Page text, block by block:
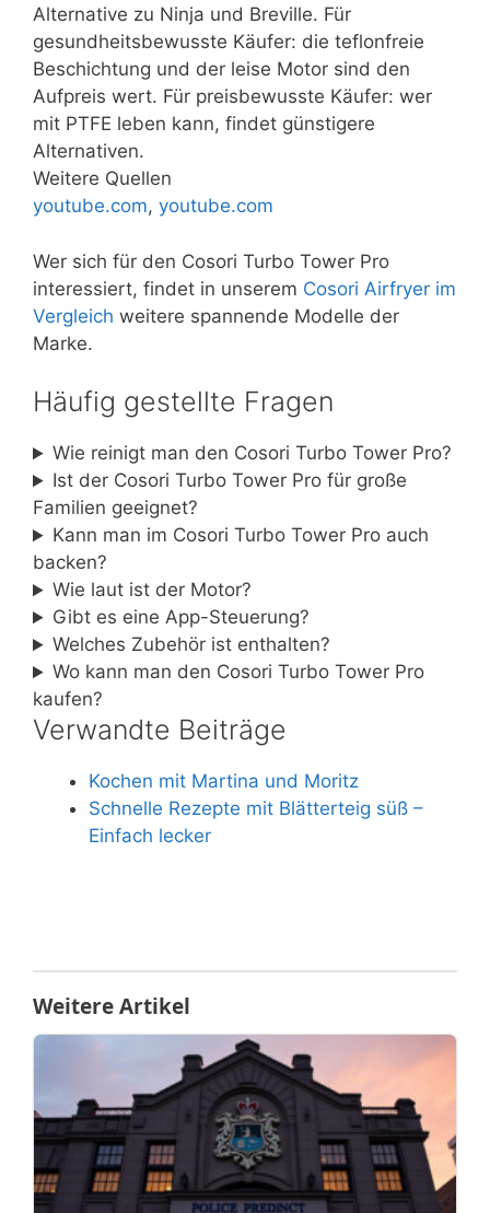
Alternative zu Ninja und Breville. Für
gesundheitsbewusste Käufer: die teflonfreie
Beschichtung und der leise Motor sind den
Aufpreis wert. Für preisbewusste Käufer: wer
mit PTFE leben kann, findet günstigere
Alternativen.
Weitere Quellen
youtube.com, youtube.com
Wer sich für den Cosori Turbo Tower Pro
interessiert, findet in unserem Cosori Airfryer im
Vergleich weitere spannende Modelle der
Marke.
Häufig gestellte Fragen
Wie reinigt man den Cosori Turbo Tower Pro?
Ist der Cosori Turbo Tower Pro für große
Familien geeignet?
Kann man im Cosori Turbo Tower Pro auch
backen?
Wie laut ist der Motor?
Gibt es eine App-Steuerung?
Welches Zubehör ist enthalten?
Wo kann man den Cosori Turbo Tower Pro
kaufen?
Verwandte Beiträge
Kochen mit Martina und Moritz
Schnelle Rezepte mit Blätterteig süß –
Einfach lecker
Weitere Artikel